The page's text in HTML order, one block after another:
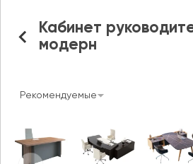
Кабинет
модерн
Рекомендуемые